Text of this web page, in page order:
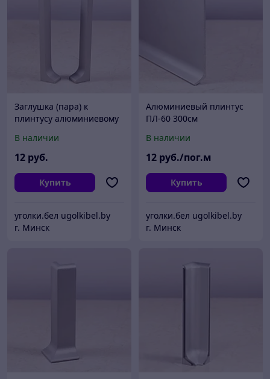
Заглушка (пара) к
плинтусу алюминиевому
В наличии
12 руб.
Купить
уголки.бел ugolkibel.by
г. Минск
Алюминиевый плинтус
ПЛ-60 300см
В наличии
12 руб./пог.м
Купить
уголки.бел ugolkibel.by
г. Минск